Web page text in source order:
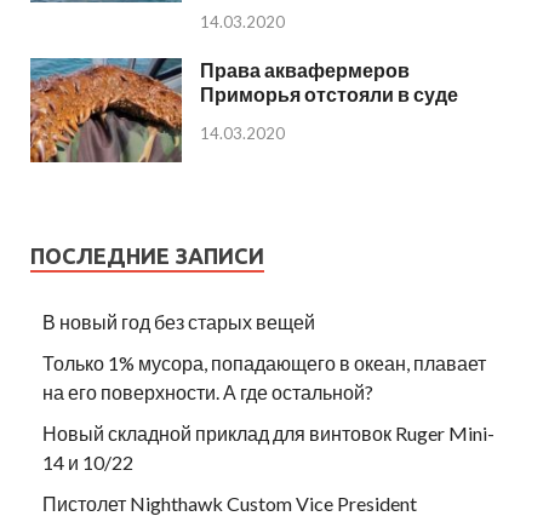
14.03.2020
Права аквафермеров
Приморья отстояли в суде
14.03.2020
ПОСЛЕДНИЕ ЗАПИСИ
В новый год без старых вещей
Только 1% мусора, попадающего в океан, плавает
на его поверхности. А где остальной?
Новый складной приклад для винтовок Ruger Mini-
14 и 10/22
Пистолет Nighthawk Custom Vice President